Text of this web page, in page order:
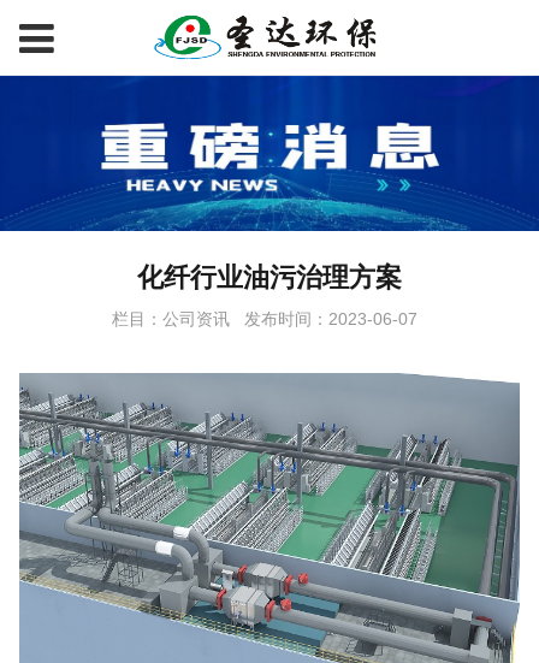
化纤行业油污治理方案
栏目：公司资讯 发布时间：2023-06-07